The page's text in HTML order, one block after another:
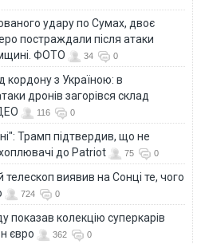
удару по Сумах, двоє
постраждали після атаки
ФОТО
34 0
кордону з Україною: в
дронів загорівся склад
116 0
Трамп підтвердив, що не
до Patriot
75 0
виявив на Сонці те, чого
724 0
показав колекцію суперкарів
євро
362 0